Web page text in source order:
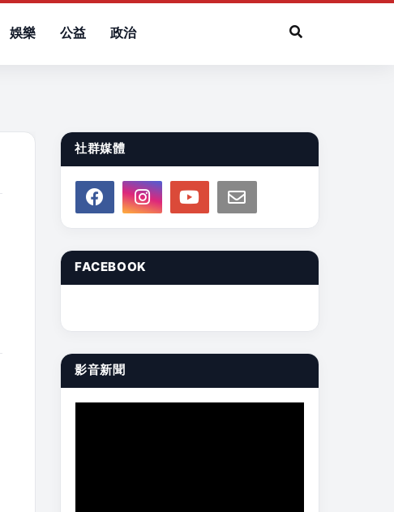
娛樂 公益 政治
社群媒體
FACEBOOK
影音新聞